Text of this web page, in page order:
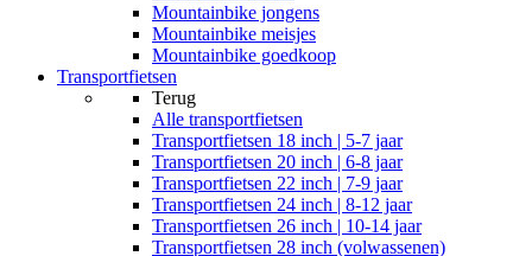
Mountainbike jongens
Mountainbike meisjes
Mountainbike goedkoop
Transportfietsen
Terug
Alle transportfietsen
Transportfietsen 18 inch | 5-7 jaar
Transportfietsen 20 inch | 6-8 jaar
Transportfietsen 22 inch | 7-9 jaar
Transportfietsen 24 inch | 8-12 jaar
Transportfietsen 26 inch | 10-14 jaar
Transportfietsen 28 inch (volwassenen)